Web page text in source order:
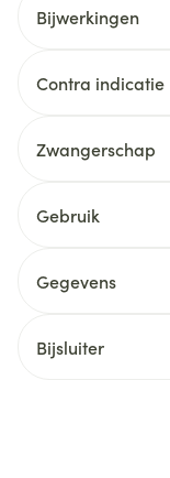
Bijwerkingen
Contra indicatie
Zwangerschap
Gebruik
Gegevens
Bijsluiter